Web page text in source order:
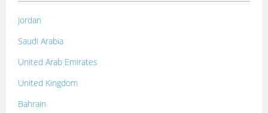
Jordan
Saudi Arabia
United Arab Emirates
United Kingdom
Bahrain